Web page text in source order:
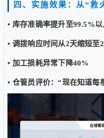
四、实施效果：从“救
• 库存准确率提升至99.5%以
• 调拨响应时间从2天缩短至
• 加工损耗异常下降40%
• 仓管员评价：“现在知道每